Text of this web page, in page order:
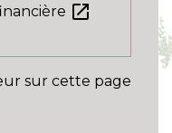
open_in_new
sur cette page